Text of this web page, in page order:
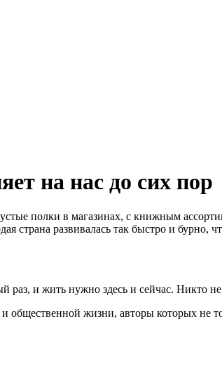
на нас до сих пор
полки в магазинах, с книжным
страна развивалась так быстро и бурно,
и жить нужно здесь и сейчас. Никто не
жизни, авторы которых не